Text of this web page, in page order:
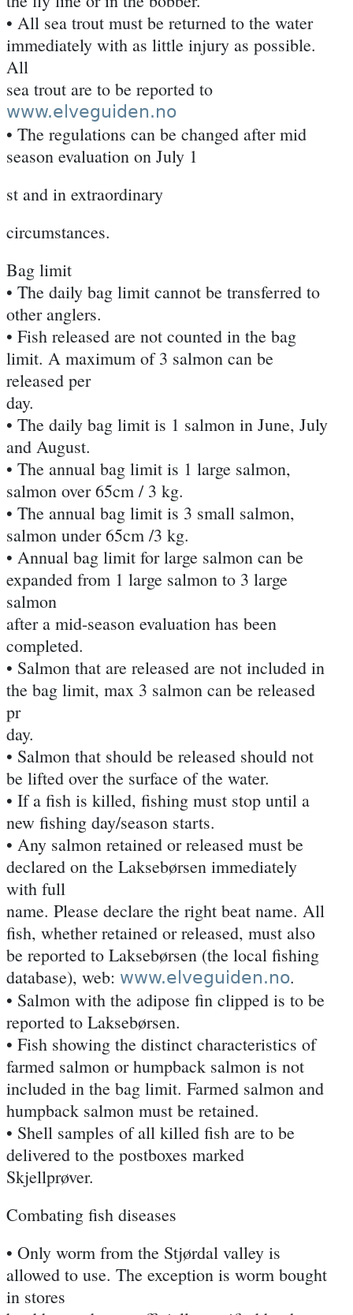
• All sea trout must be returned to the water
immediately with as little injury as possible.
All
sea trout are to be reported to
www.elveguiden.no
• The regulations can be changed after mid
season evaluation on July 1
st and in extraordinary
circumstances.
Bag limit
• The daily bag limit cannot be transferred to
other anglers.
• Fish released are not counted in the bag
limit. A maximum of 3 salmon can be
released per
day.
• The daily bag limit is 1 salmon in June, July
and August.
• The annual bag limit is 1 large salmon,
salmon over 65cm / 3 kg.
• The annual bag limit is 3 small salmon,
salmon under 65cm /3 kg.
• Annual bag limit for large salmon can be
expanded from 1 large salmon to 3 large
salmon
after a mid-season evaluation has been
completed.
• Salmon that are released are not included in
the bag limit, max 3 salmon can be released
pr
day.
• Salmon that should be released should not
be lifted over the surface of the water.
• If a fish is killed, fishing must stop until a
new fishing day/season starts.
• Any salmon retained or released must be
declared on the Laksebørsen immediately
with full
name. Please declare the right beat name. All
fish, whether retained or released, must also
be reported to Laksebørsen (the local fishing
database), web: www.elveguiden.no.
• Salmon with the adipose fin clipped is to be
reported to Laksebørsen.
• Fish showing the distinct characteristics of
farmed salmon or humpback salmon is not
included in the bag limit. Farmed salmon and
humpback salmon must be retained.
• Shell samples of all killed fish are to be
delivered to the postboxes marked
Skjellprøver.
Combating fish diseases
• Only worm from the Stjørdal valley is
allowed to use. The exception is worm bought
in stores